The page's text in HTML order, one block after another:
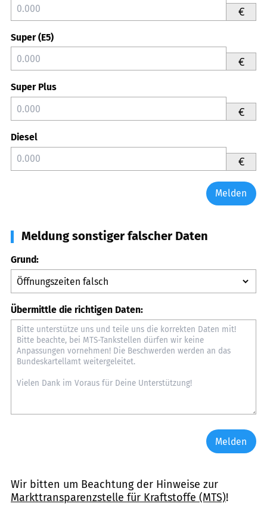
€
Super (E5)
€
Super Plus
€
Diesel
€
Melden
Meldung sonstiger falscher Daten
Grund:
Übermittle die richtigen Daten:
Melden
Wir bitten um Beachtung der Hinweise zur
Markttransparenzstelle für Kraftstoffe (MTS)!